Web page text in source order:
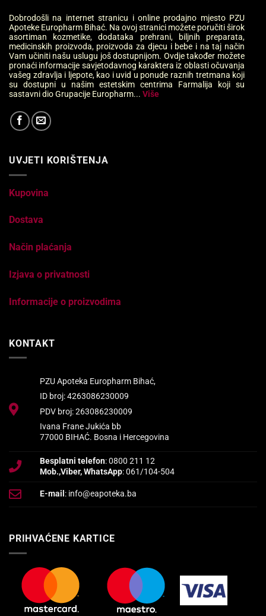
Dobrodošli na internet stranicu i online prodajno mjesto PZU
Apoteke Europharm Bihać. Na ovoj stranici možete poručiti širok
asortiman kozmetike, dodataka prehrani, biljnih preparata,
medicinskih proizvoda, proizvoda za djecu i bebe i na taj način
Vam učiniti našu uslugu još dostupnijom. Ovdje također možete
pronaći informacije savjetodavnog karaktera iz oblasti očuvanja
vašeg zdravlja i ljepote, kao i uvid u ponude raznih tretmana koji
su dostupni u našim estetskim centrima Farmalija koji su
sastavni dio Grupacije Europharm... Više
UVJETI KORIŠTENJA
Kupovina
Dostava
Način plaćanja
Izjava o privatnosti
Informacije o proizvodima
KONTAKT
PZU Apoteka Europharm Bihać,
ID broj: 4263086230009
PDV broj: 263086230009
Ivana Frane Jukića bb
77000 BIHAĆ. Bosna i Hercegovina
Besplatni telefon: 0800 211 12
Mob.,Viber, WhatsApp: 061/104-504
E-mail : info@eapoteka.ba
PRIHVAĆENE KARTICE